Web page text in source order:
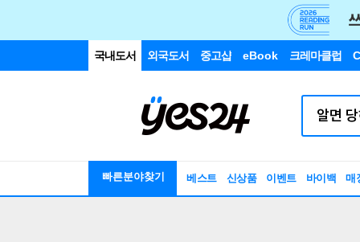
국내도서 외국도서 중고샵 eBook 크레마클럽
빠른분야찾기 베스트 신상품 이벤트 바이백 매